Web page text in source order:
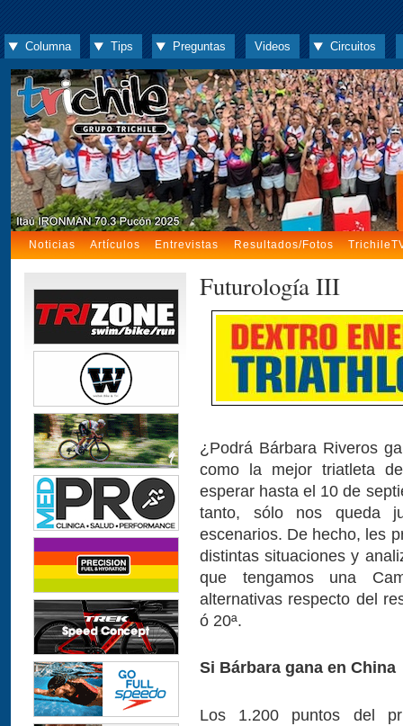
Columna Tips Preguntas Videos Circuitos
Noticias Artículos Entrevistas Resultados/Fotos
Futurología III
¿Podrá Bárbara Riveros
como la mejor triatleta
esperar hasta el 10 de
tanto, sólo nos queda
escenarios. De hecho, les
distintas situaciones y
que tengamos una
alternativas respecto del
ó 20ª.
Si Bárbara gana en China
Los 1.200 puntos del